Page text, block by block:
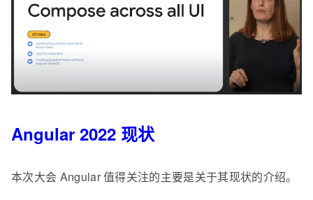
Angular 2022 现状
本次大会 Angular 值得关注的主要是关于其现状的介绍。